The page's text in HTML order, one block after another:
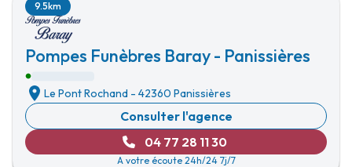
Pompes Funèbres Baray - Panissières
9.5km
Le Pont Rochand - 42360 Panissières
Consulter l'agence
04 77 28 11 30
A votre écoute 24h/24 7j/7